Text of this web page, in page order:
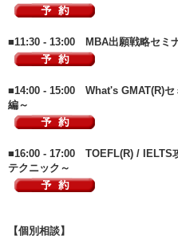
■11:30 - 13:00 MBA出願戦略セミ
■14:00 - 15:00 What's GMAT(R)セ
編～
■16:00 - 17:00 TOEFL(R) / IELTS
テクニック～
【個別相談】